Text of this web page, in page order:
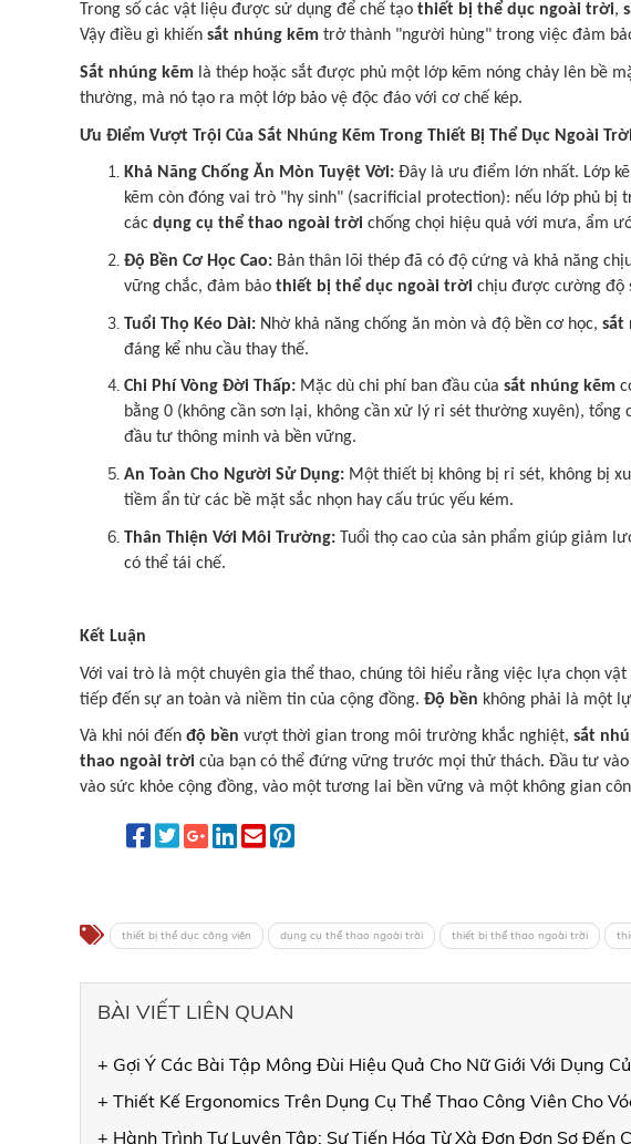
Trong số các vật liệu được sử dụng để chế tạo thiết bị thể dục ngoài trời,
Vậy điều gì khiến sắt nhúng kẽm trở thành "người hùng" trong việc đảm
Sắt nhúng kẽm là thép hoặc sắt được phủ một lớp kẽm nóng chảy lên bề
thường, mà nó tạo ra một lớp bảo vệ độc đáo với cơ chế kép.
Ưu Điểm Vượt Trội Của Sắt Nhúng Kẽm Trong Thiết Bị Thể Dục Ngoài
Khả Năng Chống Ăn Mòn Tuyệt Vời: Đây là ưu điểm lớn nhất. Lớp
kẽm còn đóng vai trò "hy sinh" (sacrificial protection): nếu lớp phủ
các dụng cụ thể thao ngoài trời chống chọi hiệu quả với mưa, ẩm
Độ Bền Cơ Học Cao: Bản thân lõi thép đã có độ cứng và khả năng
vững chắc, đảm bảo thiết bị thể dục ngoài trời chịu được cường độ
Tuổi Thọ Kéo Dài: Nhờ khả năng chống ăn mòn và độ bền cơ học, sắt
đáng kể nhu cầu thay thế.
Chi Phí Vòng Đời Thấp: Mặc dù chi phí ban đầu của sắt nhúng kẽm
bằng 0 (không cần sơn lại, không cần xử lý rỉ sét thường xuyên), tổng
đầu tư thông minh và bền vững.
An Toàn Cho Người Sử Dụng: Một thiết bị không bị rỉ sét, không bị
tiềm ẩn từ các bề mặt sắc nhọn hay cấu trúc yếu kém.
Thân Thiện Với Môi Trường: Tuổi thọ cao của sản phẩm giúp giảm
có thể tái chế.
Kết Luận
Với vai trò là một chuyên gia thể thao, chúng tôi hiểu rằng việc lựa chọn vật
tiếp đến sự an toàn và niềm tin của cộng đồng. Độ bền không phải là một
Và khi nói đến độ bền vượt thời gian trong môi trường khắc nghiệt, sắt
thao ngoài trời của bạn có thể đứng vững trước mọi thử thách. Đầu tư vào
vào sức khỏe cộng đồng, vào một tương lai bền vững và một không gian
thiết bị thể dục công viên dụng cụ thể thao ngoài trời thiết bị thể thao ngoài trời
BÀI VIẾT LIÊN QUAN
+ Gợi Ý Các Bài Tập Mông Đùi Hiệu Quả Cho Nữ Giới Với Dụng
+ Thiết Kế Ergonomics Trên Dụng Cụ Thể Thao Công Viên Cho
+ Hành Trình Tự Luyện Tập: Sự Tiến Hóa Từ Xà Đơn Đơn Sơ Đến